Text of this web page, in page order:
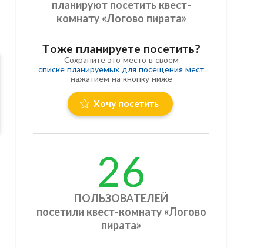
планируют посетить квест-
комнату «Логово пирата»
Тоже планируете посетить?
Сохраните это место в своем
списке планируемых для посещения мест
нажатием на кнопку ниже
Хочу посетить
26
ПОЛЬЗОВАТЕЛЕЙ
посетили квест-комнату «Логово
пирата»